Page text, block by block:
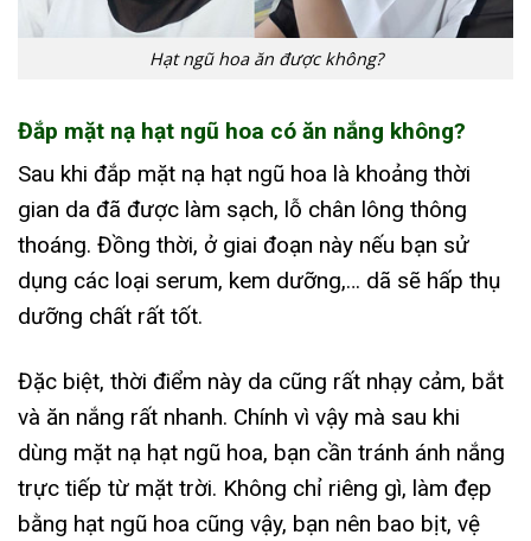
Hạt ngũ hoa ăn được không?
Đắp mặt nạ hạt ngũ hoa có ăn nắng không?
Sau khi đắp mặt nạ hạt ngũ hoa là khoảng thời
gian da đã được làm sạch, lỗ chân lông thông
thoáng. Đồng thời, ở giai đoạn này nếu bạn sử
dụng các loại serum, kem dưỡng,… dã sẽ hấp thụ
dưỡng chất rất tốt.
Đặc biệt, thời điểm này da cũng rất nhạy cảm, bắt
và ăn nắng rất nhanh. Chính vì vậy mà sau khi
dùng mặt nạ hạt ngũ hoa, bạn cần tránh ánh nắng
trực tiếp từ mặt trời. Không chỉ riêng gì, làm đẹp
bằng hạt ngũ hoa cũng vậy, bạn nên bao bịt, vệ